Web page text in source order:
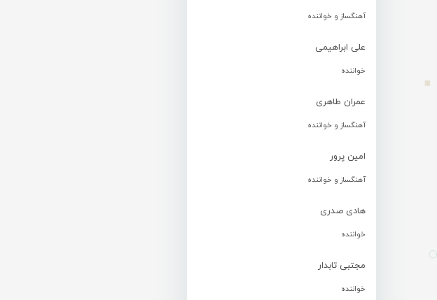
آهنگساز و خواننده
علی ابراهیمی
خواننده
عمران طاهری
آهنگساز و خواننده
امین پرور
آهنگساز و خواننده
هادی صدری
خواننده
مجتبی تابدار
خواننده